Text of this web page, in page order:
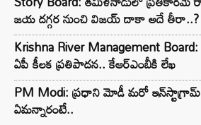
జయ దగ్గర నుంచి విజయ్ దాకా అదే తీరా..?
Krishna River Management
ఏపీ కీలక ప్రతిపాదన.. కేఆర్ఎంబీకి లేఖ
PM Modi: ప్రధాని మోడీ మరో
ఏమన్నారంటే..